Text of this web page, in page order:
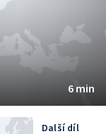
6 min
Další díl